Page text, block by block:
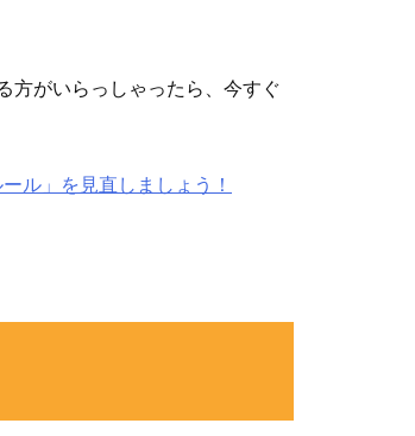
方がいらっしゃったら、今すぐ
ル」を見直しましょう！